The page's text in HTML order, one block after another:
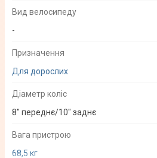
Вид велосипеду
-
Призначення
Для дорослих
Діаметр коліс
8" переднє/10" заднє
Вага пристрою
68,5 кг